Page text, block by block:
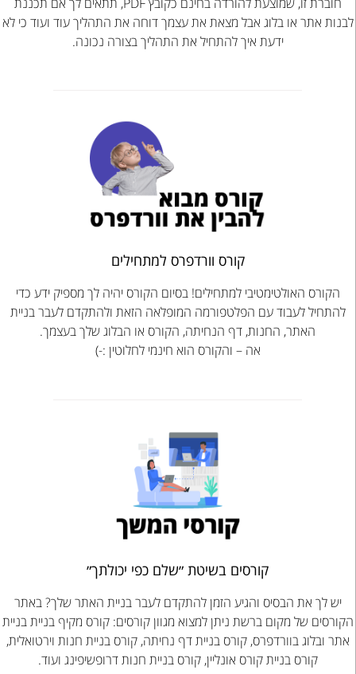
אתר או בלוג אבל מצאת את עצמך דוחה את התהליך עוד ועוד כי לא
ידעת איך להתחיל את התהליך בצורה נכונה.
קורס וורדפרס למתחילים
הקורס האולטימטיבי למתחילים! בסיום הקורס יהיה לך מספיק ידע כדי
לעבוד עם הפלטפורמה המופלאה הזאת ולהתקדם לעבר בניית
האתר, החנות, דף הנחיתה, הקורס או הבלוג שלך בעצמך.
אה – והקורס הוא חינמי לחלוטין :-)
קורסים בשיטת ״שלם כפי יכולתך״
יש לך את הבסיס והגיע הזמן להתקדם לעבר בניית האתר שלך? באתר
של מקום ברשת ניתן למצוא מגוון קורסים: קורס מקיף בניית בניית
ובלוג בוורדפרס, קורס בניית דף נחיתה, קורס בניית חנות וירטואלית,
קורס בניית קורס אונליין, קורס בניית חנות דרופשיפינג ועוד.